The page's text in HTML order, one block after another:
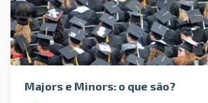
Majors e Minors: o que são?